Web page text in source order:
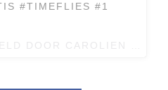
#TIMEFLIES #1